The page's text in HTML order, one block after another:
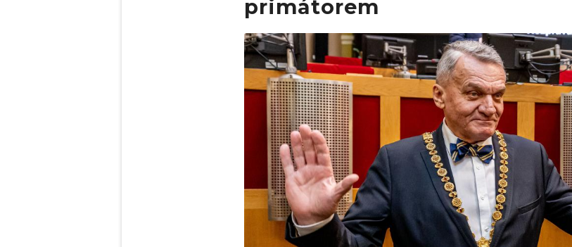
primátorem
Obrázek